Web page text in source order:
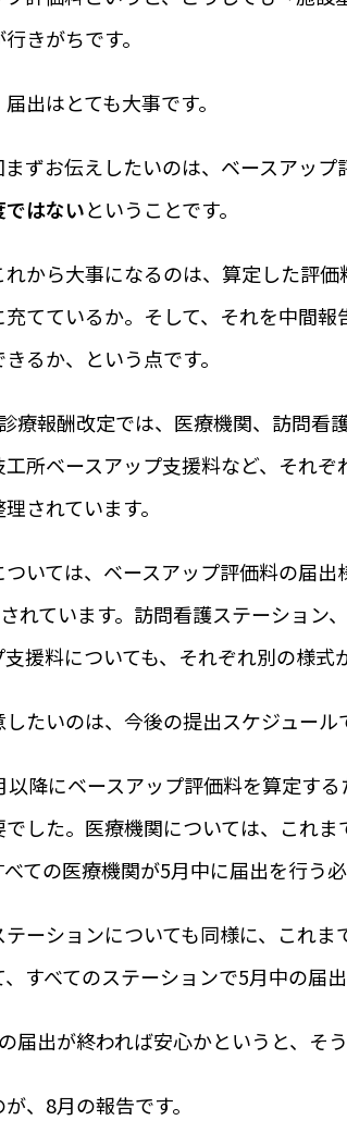
きがちです。
出はとても大事です。
ずお伝えしたいのは、ベースアップ
はないということです。
れから大事になるのは、算定した評
てているか。そして、それを中間報
るか、という点です。
療報酬改定では、医療機関、訪問看
所ベースアップ支援料など、それ
されています。
いては、ベースアップ評価料の届出
れています。訪問看護ステーション
援料についても、それぞれ別の様式
たいのは、今後の提出スケジュール
以降にベースアップ評価料を算定す
した。医療機関については、これ
ての医療機関が5月中に届出を行う
ーションについても同様に、これま
すべてのステーションで5月中の届
届出が終われば安心かというと、そ
、8月の報告です。